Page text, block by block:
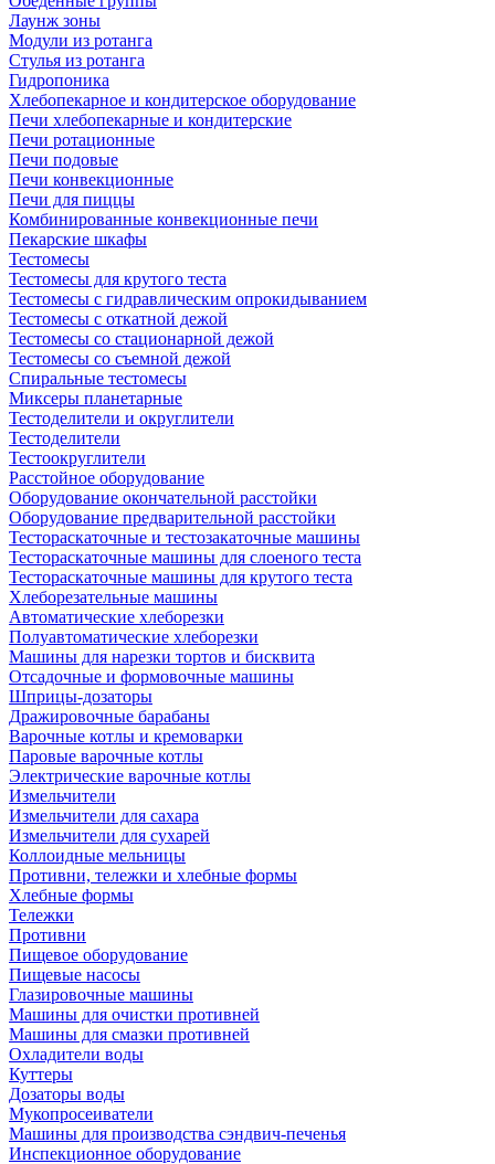
Лаунж зоны
Модули из ротанга
Стулья из ротанга
Гидропоника
Хлебопекарное и кондитерское оборудование
Печи хлебопекарные и кондитерские
Печи ротационные
Печи подовые
Печи конвекционные
Печи для пиццы
Комбинированные конвекционные печи
Пекарские шкафы
Тестомесы
Тестомесы для крутого теста
Тестомесы с гидравлическим опрокидыванием
Тестомесы с откатной дежой
Тестомесы со стационарной дежой
Тестомесы со съемной дежой
Спиральные тестомесы
Миксеры планетарные
Тестоделители и округлители
Тестоделители
Тестоокруглители
Расстойное оборудование
Оборудование окончательной расстойки
Оборудование предварительной расстойки
Тестораскаточные и тестозакаточные машины
Тестораскаточные машины для слоеного теста
Тестораскаточные машины для крутого теста
Хлеборезательные машины
Автоматические хлеборезки
Полуавтоматические хлеборезки
Машины для нарезки тортов и бисквита
Отсадочные и формовочные машины
Шприцы-дозаторы
Дражировочные барабаны
Варочные котлы и кремоварки
Паровые варочные котлы
Электрические варочные котлы
Измельчители
Измельчители для сахара
Измельчители для сухарей
Коллоидные мельницы
Противни, тележки и хлебные формы
Хлебные формы
Тележки
Противни
Пищевое оборудование
Пищевые насосы
Глазировочные машины
Машины для очистки противней
Машины для смазки противней
Охладители воды
Куттеры
Дозаторы воды
Мукопросеиватели
Машины для производства сэндвич-печенья
Инспекционное оборудование